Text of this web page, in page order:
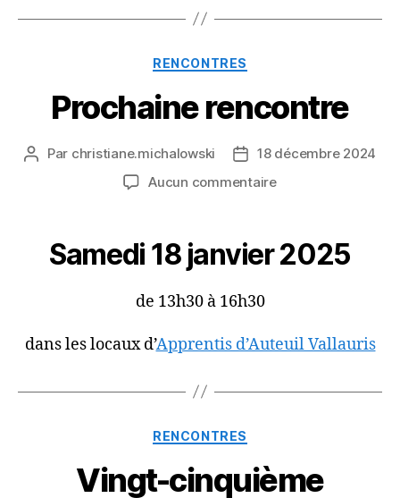
Catégories
RENCONTRES
Prochaine rencontre
Auteur
Par christiane.michalowski
Date
de
18 décembre 2024
Aucun commentairesur
Samedi 18 janvier 2025
de 13h30 à 16h30
dans les locaux d’Apprentis d’Auteuil Vallauris
Catégories
RENCONTRES
Vingt-cinquième